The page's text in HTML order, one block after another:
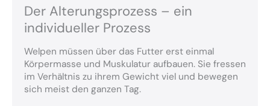
Der Alterungsprozess – ein
individueller Prozess
Welpen müssen über das Futter erst einmal
Körpermasse und Muskulatur aufbauen. Sie fressen
im Verhältnis zu ihrem Gewicht viel und bewegen
sich meist den ganzen Tag.